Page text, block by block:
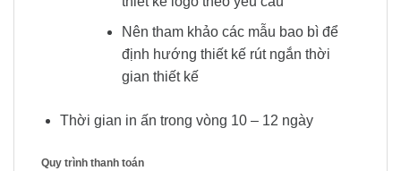
Nên tham khảo các mẫu bao bì để
định hướng thiết kế rút ngắn thời
gian thiết kế
Thời gian in ấn trong vòng 10 – 12 ngày
Quy trình thanh toán